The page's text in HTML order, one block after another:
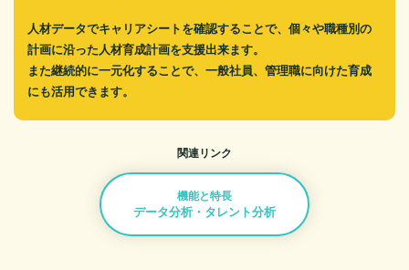
人材データでキャリアシートを確認することで、個々や職種別の
計画に沿った人材育成計画を支援出来ます。
また継続的に一元化することで、一般社員、管理職に向けた育成
にも活用できます。
関連リンク
機能と特長
データ分析・タレント分析